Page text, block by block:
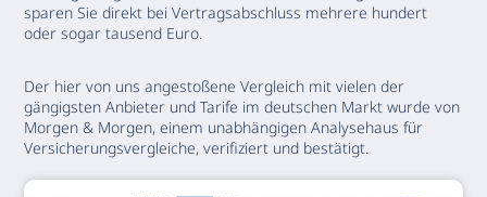
sparen Sie direkt bei Vertragsabschluss mehrere hundert
oder sogar tausend Euro.​
Der hier von uns angestoßene Vergleich mit vielen der
gängigsten Anbieter und Tarife im deutschen Markt wurde von
Morgen & Morgen, einem unabhängigen Analysehaus für
Versicherungsvergleiche, verifiziert und bestätigt.​